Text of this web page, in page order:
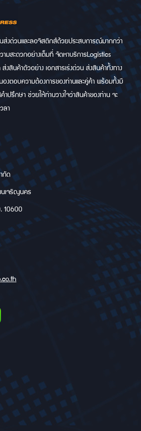
ส่งด่วนและลอจิสติกส์ด้วยประสบการณ์มากกว่า
ามสะดวกอย่างเต็มที่ จัดหาบริการLogistics
งสินค้าตัวอย่าง เอกสารเร่งด่วน ส่งสินค้าทั้งทาง
องตอบความต้องการของท่านและคู่ค้า พร้อมทั้งมี
รึกษา ช่วยให้ท่านวางใจว่าสินค้าของท่าน จะ
ลา
กัด
เจริญนคร
10600